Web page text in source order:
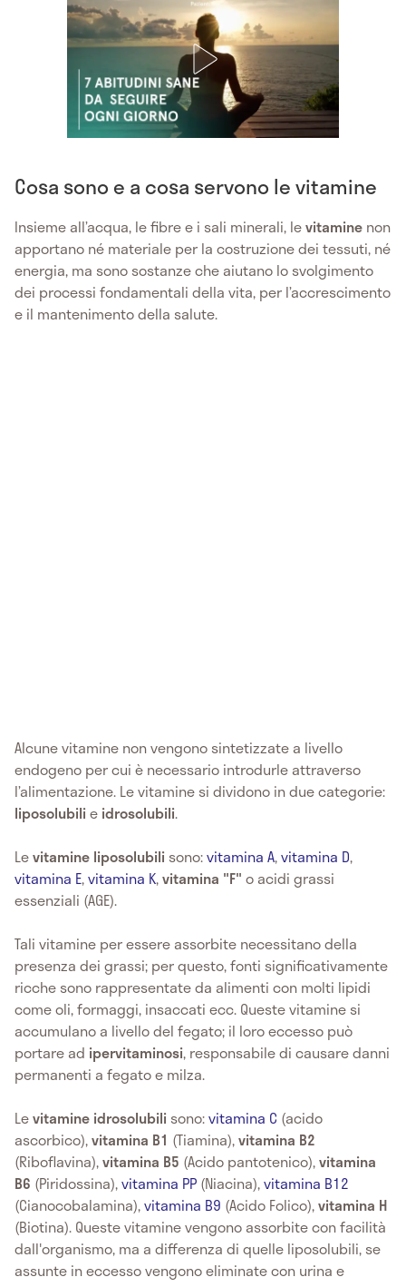
Cosa sono e a cosa servono le vitamine
Insieme all’acqua, le fibre e i sali minerali, levitamine non
apportano né materiale per la costruzione dei tessuti, né
energia, ma sono sostanze che aiutano lo svolgimento
dei processi fondamentali della vita, per l’accrescimento
e il mantenimento della salute.
Alcune vitamine non vengono sintetizzate a livello
endogeno per cui è necessario introdurle attraverso
l’alimentazione. Le vitamine si dividono in due categorie:
liposolubilie idrosolubili.
Levitamine liposolubili sono:vitamina A,vitamina D,
vitamina E,vitamina K,vitamina "F" o acidi grassi
essenziali (AGE).
Tali vitamine per essere assorbite necessitano della
presenza dei grassi; per questo, fonti significativamente
ricche sono rappresentate da alimenti con molti lipidi
come oli, formaggi, insaccati ecc. Queste vitamine si
accumulano a livello del fegato; il loro eccesso può
portare ad ipervitaminosi, responsabile di causare danni
permanenti a fegato e milza.
Levitamine idrosolubili sono:vitamina C (acido
ascorbico),vitamina B1 (Tiamina),vitamina B2
(Riboflavina),vitamina B5 (Acido pantotenico),vitamina
B6 (Piridossina),vitamina PP (Niacina),vitamina B12
(Cianocobalamina),vitamina B9 (Acido Folico),vitamina H
(Biotina). Queste vitamine vengono assorbite con facilità
dall'organismo, ma a differenza di quelle liposolubili, se
assunte in eccesso vengono eliminate con urina e